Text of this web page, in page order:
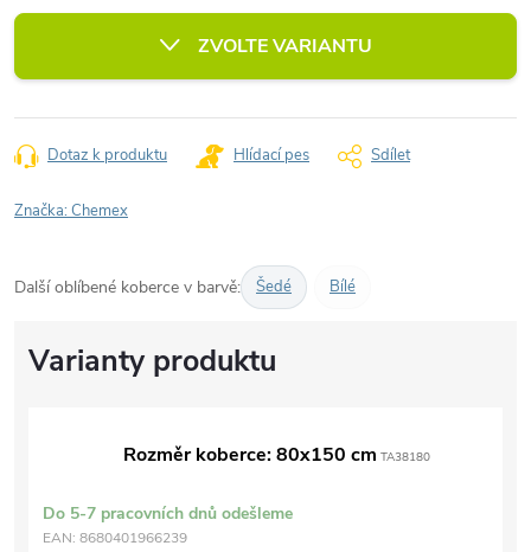
cena:
ZVOLTE VARIANTU
Dotaz k produktu Hlídací pes Sdílet
Značka:Chemex
Další oblíbené koberce v barvě: Šedé Bílé
Rozměr koberce: 80x150 cm TA38180
Do 5-7 pracovních dnů odešleme
EAN: 8680401966239